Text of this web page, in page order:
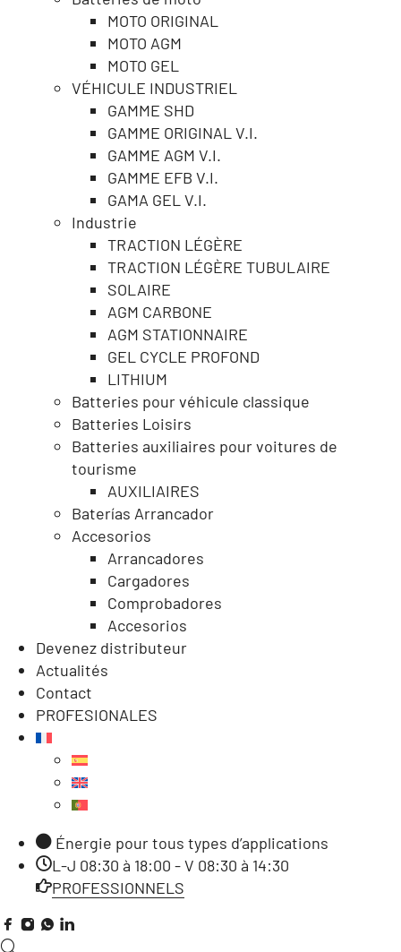
MOTO ORIGINAL
MOTO AGM
MOTO GEL
VÉHICULE INDUSTRIEL
GAMME SHD
GAMME ORIGINAL V.I.
GAMME AGM V.I.
GAMME EFB V.I.
GAMA GEL V.I.
Industrie
TRACTION LÉGÈRE
TRACTION LÉGÈRE TUBULAIRE
SOLAIRE
AGM CARBONE
AGM STATIONNAIRE
GEL CYCLE PROFOND
LITHIUM
Batteries pour véhicule classique
Batteries Loisirs
Batteries auxiliaires pour voitures de
tourisme
AUXILIAIRES
Baterías Arrancador
Accesorios
Arrancadores
Cargadores
Comprobadores
Accesorios
Devenez distributeur
Actualités
Contact
PROFESIONALES
Énergie pour tous types d’applications
L-J 08:30 à 18:00 - V 08:30 à 14:30
PROFESSIONNELS